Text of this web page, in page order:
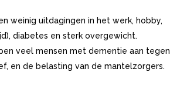
weinig uitdagingen in het werk, hobby,
diabetes en sterk overgewicht.
veel mensen met dementie aan tegen
en de belasting van de mantelzorgers.